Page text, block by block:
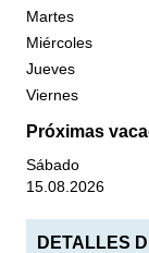
Martes
Miércoles
Jueves
Viernes
Próximas
Sábado
15.08.2026
DETALLES